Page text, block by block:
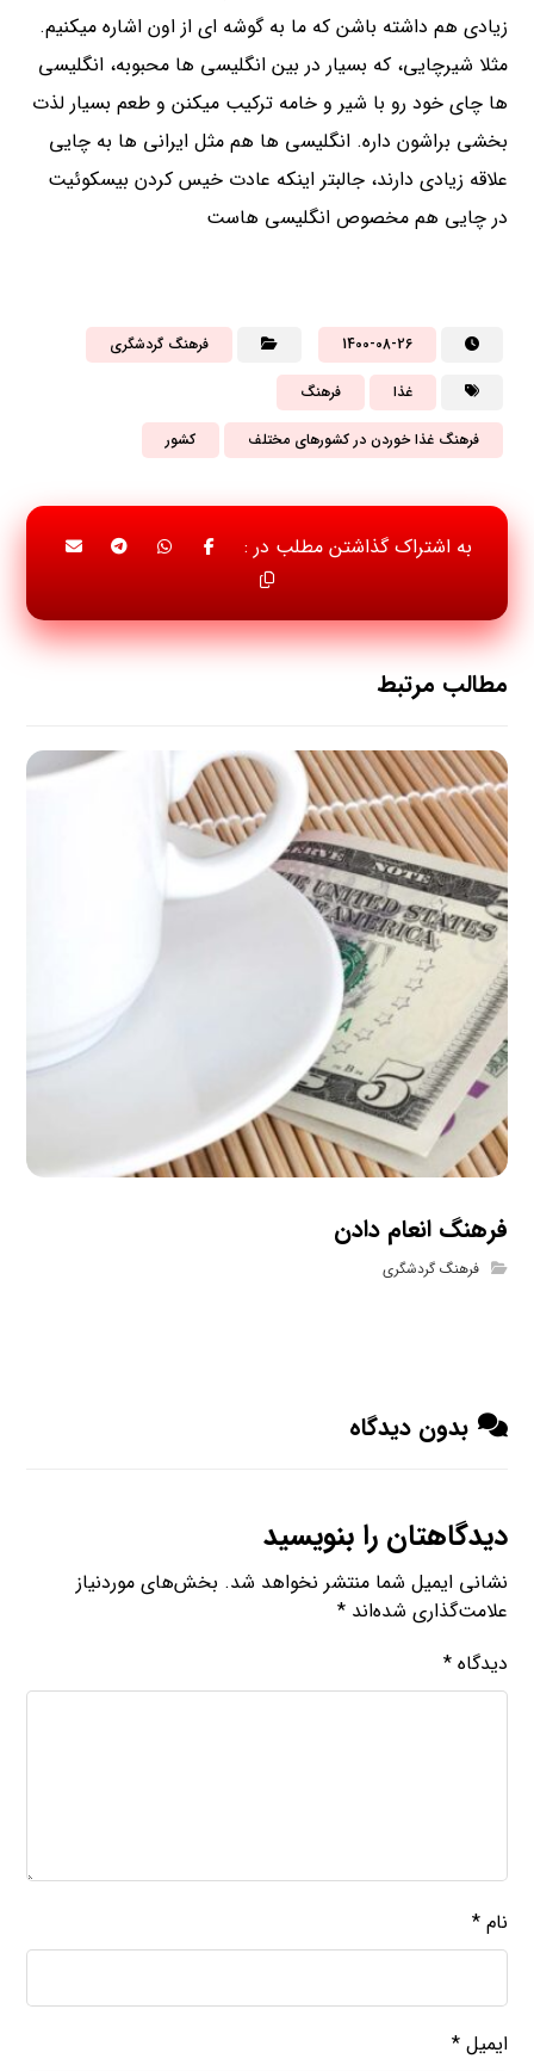
زیادی هم داشته باشن که ما به گوشه ای از اون اشاره میکنیم.
مثلا شیرچایی، که بسیار در بین انگلیسی ها محبوبه، انگلیسی
ها چای خود رو با شیر و خامه ترکیب میکنن و طعم بسیار لذت
بخشی براشون داره. انگلیسی ها هم مثل ایرانی ها به چایی
علاقه زیادی دارند، جالبتر اینکه عادت خیس کردن بیسکوئیت
در چایی هم مخصوص انگلیسی هاست
1400-08-26 فرهنگ گردشگری
غذا فرهنگ
فرهنگ غذا خوردن در کشورهای مختلف کشور
مطالب مرتبط
فرهنگ انعام دادن
فرهنگ گردشگری
بدون دیدگاه
دیدگاهتان را بنویسید
نشانی ایمیل شما منتشر نخواهد شد. بخش‌های موردنیاز
علامت‌گذاری شده‌اند*
دیدگاه*
نام*
ایمیل*